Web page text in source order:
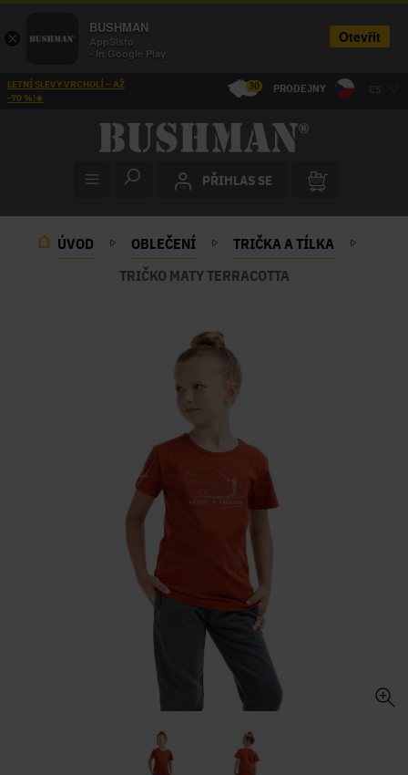
LETNÍ SLEVY VRCHOLÍ – AŽ
-70 %!☀️
30 PRODEJNY CS
PŘIHLAS SE
ÚVOD OBLEČENÍ
TRIČKA A TÍLKA
TRIČKO MATY TERRACOTTA
×
BUSHMAN
AppSisto
- In Google Play
Otevřít